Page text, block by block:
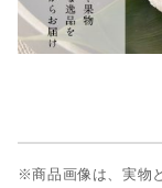
※商品画像は、実物